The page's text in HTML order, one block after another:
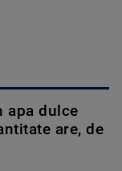
apa dulce
are, de